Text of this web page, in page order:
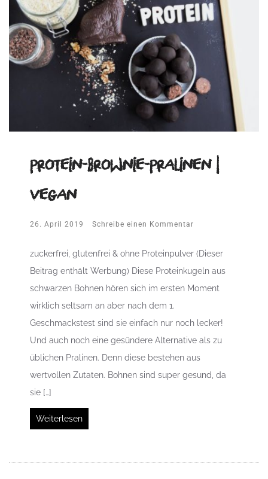
Protein-Brownie-Pralinen |
vegan
26. April 2019 Schreibe einen Kommentar
zuckerfrei, glutenfrei & ohne Proteinpulver (Dieser
Beitrag enthält Werbung) Diese Proteinkugeln aus
schwarzen Bohnen hören sich im ersten Moment
wirklich seltsam an aber nach dem 1.
Geschmackstest sind sie einfach nur noch lecker!
Und auch noch eine gesündere Alternative als zu
üblichen Pralinen. Denn diese bestehen aus
wertvollen Zutaten. Bohnen sind super gesund, da
sie […]
Weiterlesen